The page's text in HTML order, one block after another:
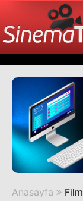
Anasayfa Film